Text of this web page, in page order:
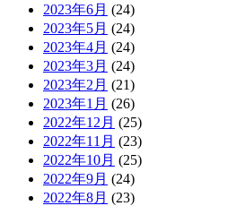
2023年6月 (24)
2023年5月 (24)
2023年4月 (24)
2023年3月 (24)
2023年2月 (21)
2023年1月 (26)
2022年12月 (25)
2022年11月 (23)
2022年10月 (25)
2022年9月 (24)
2022年8月 (23)